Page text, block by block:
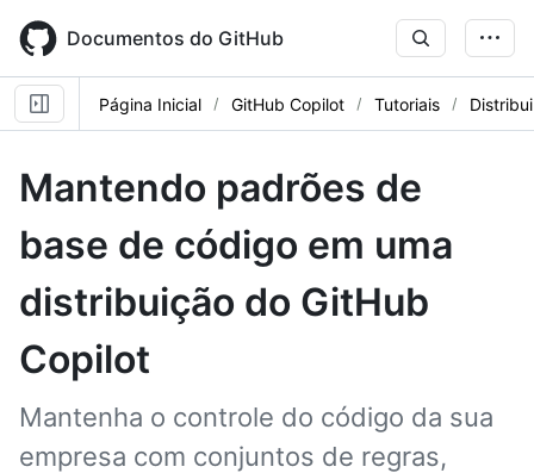
main
content
Documentos do GitHub
Página Inicial GitHub Copilot Tutoriais
Mantendo padrões de
base de código em uma
distribuição do GitHub
Copilot
Mantenha o controle do código da sua
empresa com conjuntos de regras,